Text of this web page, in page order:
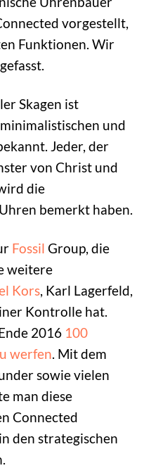
vorgestellt,
Funktionen. Wir
Skagen ist
und
Jeder, der
von Christ und
die
bemerkt haben.
Fossil Group, die
weitere
Kors , Karl Lagerfeld,
Kontrolle hat.
2016 100
werfen . Mit dem
sowie vielen
man diese
Connected
den strategischen